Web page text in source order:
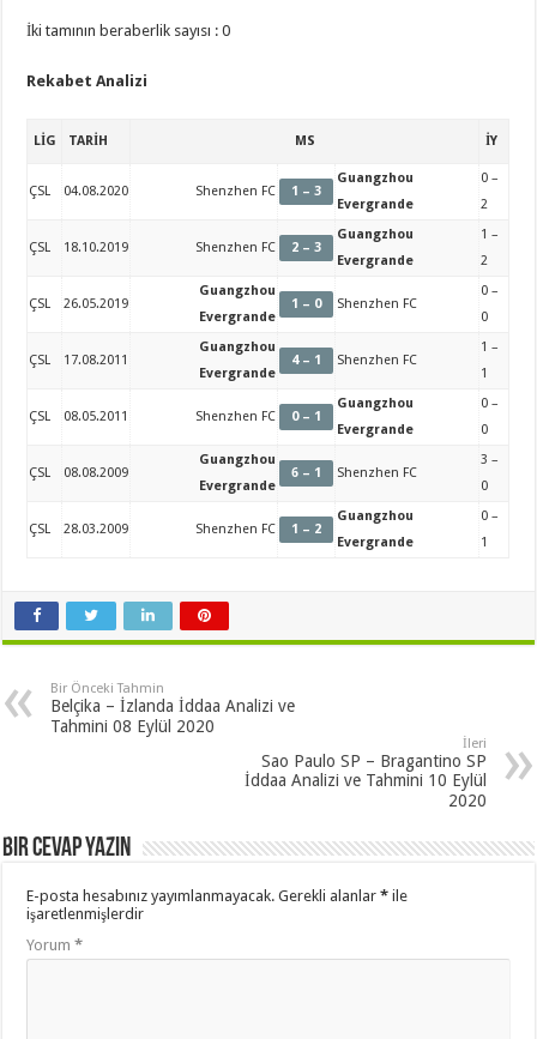
İki tamının beraberlik sayısı : 0
Rekabet Analizi
LİG TARİH MS İY
ÇSL 04.08.2020 Shenzhen FC 1 – 3
Guangzhou
Evergrande
0 –
2
ÇSL 18.10.2019 Shenzhen FC 2 – 3
Guangzhou
Evergrande
1 –
2
ÇSL 26.05.2019
Guangzhou
Evergrande
1 – 0 Shenzhen FC
0 –
0
ÇSL 17.08.2011
Guangzhou
Evergrande
4 – 1 Shenzhen FC
1 –
1
ÇSL 08.05.2011 Shenzhen FC 0 – 1
Guangzhou
Evergrande
0 –
0
ÇSL 08.08.2009
Guangzhou
Evergrande
6 – 1 Shenzhen FC
3 –
0
ÇSL 28.03.2009 Shenzhen FC 1 – 2
Guangzhou
Evergrande
0 –
1
Bir Önceki Tahmin
Belçika – İzlanda İddaa Analizi ve
Tahmini 08 Eylül 2020
İleri
Sao Paulo SP – Bragantino SP
İddaa Analizi ve Tahmini 10 Eylül
2020
Bir cevap yazın
E-posta hesabınız yayımlanmayacak. Gerekli alanlar* ile
işaretlenmişlerdir
Yorum*